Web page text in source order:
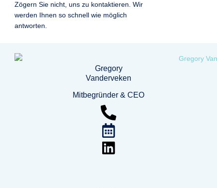
Zögern Sie nicht, uns zu kontaktieren. Wir
werden Ihnen so schnell wie möglich
antworten.
Gregory
Vanderveken
Mitbegründer & CEO